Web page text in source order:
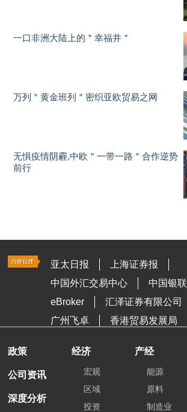
一口非洲大陆上的＂幸福井＂
万列＂黄金班列＂密织亚欧贸易之网
无惧疫情阴霾,中欧＂一带一路＂合作逆势
前行
亚太日报
上海证券报
中国外汇交易中心
中国银联
eBroker
汇泽证券有限公司
广州飞卓
香港贸易发展局
政策
公司资讯
深度分析
经济
宏观
区域
投资
产经
能源
原料
制造业